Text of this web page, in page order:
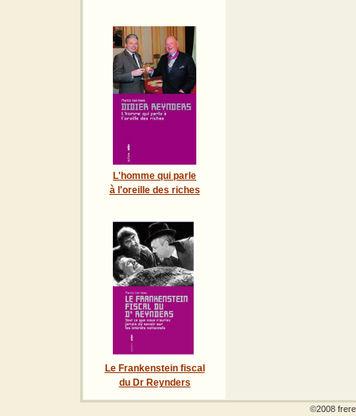
L'homme qui parle
à l'oreille des riches
Le Frankenstein fiscal
du Dr Reynders
©2008